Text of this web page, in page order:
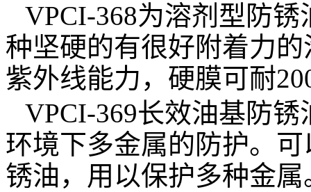
VPCI-368为溶剂型防锈
种坚硬的有很好附着力
紫外线能力，硬膜可耐
VPCI-369长效油基防锈
环境下多金属的防护。
锈油，用以保护多种金属